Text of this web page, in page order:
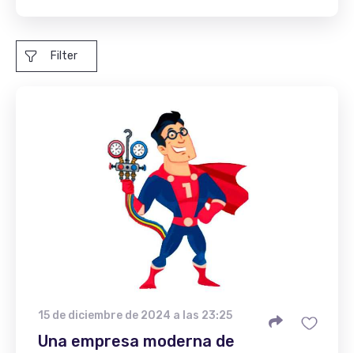
Filter
15 de diciembre de 2024 a las 23:25
Una empresa moderna de